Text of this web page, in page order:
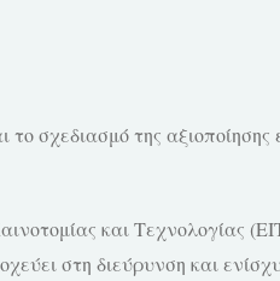
το σχεδιασμό της
και Τεχνολογίας
στη διεύρυνση και